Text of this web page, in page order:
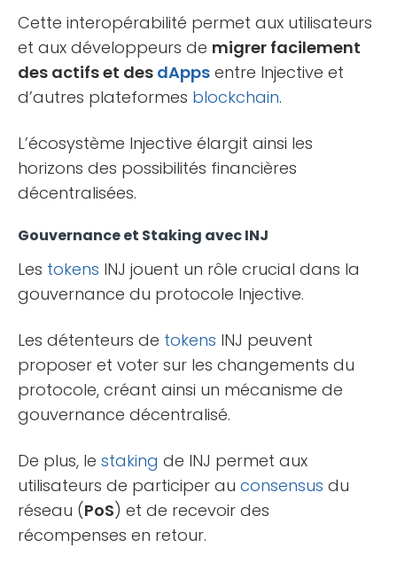
Cette interopérabilité permet aux utilisateurs
et aux développeurs de migrer facilement
des actifs et des dApps entre Injective et
d’autres plateformes blockchain.
L’écosystème Injective élargit ainsi les
horizons des possibilités financières
décentralisées.
Gouvernance et Staking avec INJ
Les tokens INJ jouent un rôle crucial dans la
gouvernance du protocole Injective.
Les détenteurs de tokens INJ peuvent
proposer et voter sur les changements du
protocole, créant ainsi un mécanisme de
gouvernance décentralisé.
De plus, le staking de INJ permet aux
utilisateurs de participer au consensus du
réseau (PoS) et de recevoir des
récompenses en retour.